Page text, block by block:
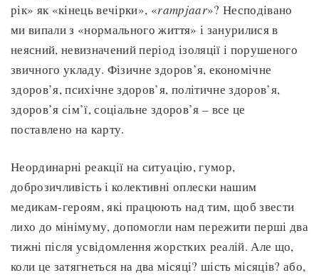
рік» як «кінець вечірки», «rampjaar»? Несподівано
ми випали з «нормального життя» і занурилися в
неясний, невизначений період ізоляції і порушеного
звичного укладу. Фізичне здоров’я, економічне
здоров’я, психічне здоров’я, політичне здоров’я,
здоров’я сім’ї, соціальне здоров’я – все це
поставлено на карту.
Неординарні реакції на ситуацію, гумор,
доброзичливість і колективні оплески нашим
медикам-героям, які працюють над тим, щоб звести
лихо до мінімуму, допомогли нам пережити перші два
тижні після усвідомлення жорстких реалій. Але що,
коли це затягнеться на два місяці? шість місяців? або,